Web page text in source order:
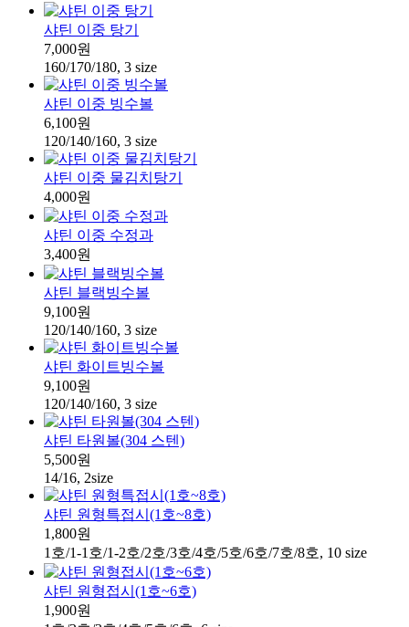
샤틴 이중 탕기
7,000원
160/170/180, 3 size
샤틴 이중 빙수볼
6,100원
120/140/160, 3 size
샤틴 이중 물김치탕기
4,000원
샤틴 이중 수정과
3,400원
샤틴 블랙빙수볼
9,100원
120/140/160, 3 size
샤틴 화이트빙수볼
9,100원
120/140/160, 3 size
샤틴 타원볼(304 스텐)
5,500원
14/16, 2size
샤틴 원형특접시(1호~8호)
1,800원
1호/1-1호/1-2호/2호/3호/4호/5호/6호/7호/8호, 10 size
샤틴 원형접시(1호~6호)
1,900원